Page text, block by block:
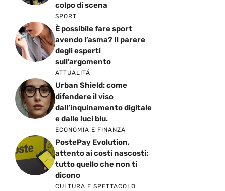
colpo di scena
SPORT
È possibile fare sport
avendo l’asma? Il parere
degli esperti
sull’argomento
ATTUALITÁ
Urban Shield: come
difendere il viso
dall’inquinamento digitale
e dalle luci blu.
ECONOMIA E FINANZA
PostePay Evolution,
attento ai costi nascosti:
tutto quello che non ti
dicono
CULTURA E SPETTACOLO